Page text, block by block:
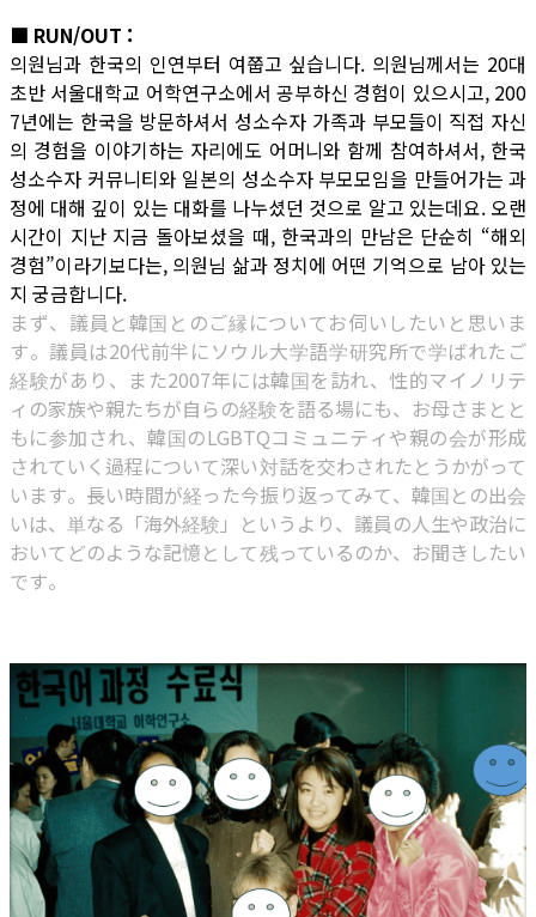
■ RUN/OUT :
의원님과 한국의 인연부터 여쭙고 싶습니다. 의원님께서는 20대
초반 서울대학교 어학연구소에서 공부하신 경험이 있으시고, 200
7년에는 한국을 방문하셔서 성소수자 가족과 부모들이 직접 자신
의 경험을 이야기하는 자리에도 어머니와 함께 참여하셔서, 한국
성소수자 커뮤니티와 일본의 성소수자 부모모임을 만들어가는 과
정에 대해 깊이 있는 대화를 나누셨던 것으로 알고 있는데요. 오랜
시간이 지난 지금 돌아보셨을 때, 한국과의 만남은 단순히 “해외
경험”이라기보다는, 의원님 삶과 정치에 어떤 기억으로 남아 있는
지 궁금합니다.
まず、議員と韓国とのご縁についてお伺いしたいと思いま
す。議員は20代前半にソウル大学語学研究所で学ばれたご
経験があり、また2007年には韓国を訪れ、性的マイノリテ
ィの家族や親たちが自らの経験を語る場にも、お母さまとと
もに参加され、韓国のLGBTQコミュニティや親の会が形成
されていく過程について深い対話を交わされたとうかがって
います。長い時間が経った今振り返ってみて、韓国との出会
いは、単なる「海外経験」というより、議員の人生や政治に
おいてどのような記憶として残っているのか、お聞きしたい
です。